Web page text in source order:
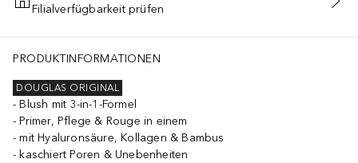
IN DEN WARENKORB
Filialverfügbarkeit prüfen
PRODUKTINFORMATIONEN
DOUGLAS ORIGINAL
Blush mit 3-in-1-Formel
Primer, Pflege & Rouge in einem
mit Hyaluronsäure, Kollagen & Bambus
kaschiert Poren & Unebenheiten